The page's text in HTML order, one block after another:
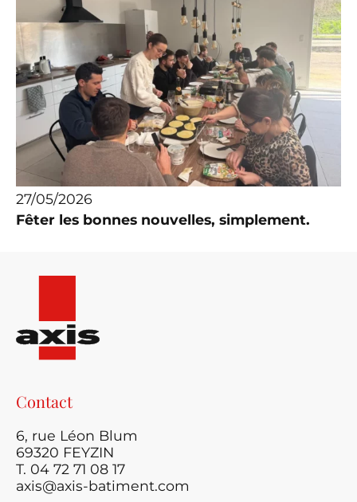
27/05/2026
Fêter les bonnes nouvelles, simplement.
Contact
6, rue Léon Blum
69320 FEYZIN
T. 04 72 71 08 17
axis@axis-batiment.com